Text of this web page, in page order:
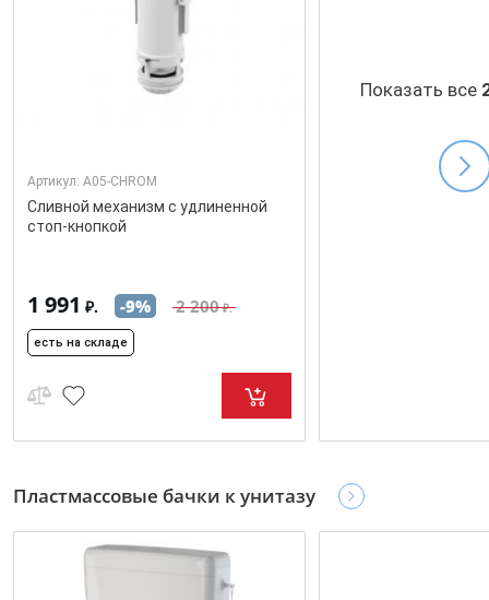
Артикул: A05-CHROM
Сливной механизм с удлиненной
стоп-кнопкой
1 991 ₽. -9% 2 200₽.
есть на складе
Показать все
Пластмассовые бачки к унитазу